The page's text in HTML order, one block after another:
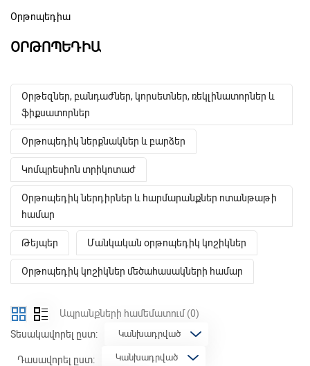
Օրթոպեդիա
ՕՐԹՈՊԵԴԻԱ
Օրթեզներ, բանդաժներ, կորսետներ, ռեկլինատորներ և
ֆիքսատորներ
Օրթոպեդիկ ներքնակներ և բարձեր
Կոմպրեսիոն տրիկոտաժ
Օրթոպեդիկ ներդիրներ և հարմարանքներ ոտանթաթի
համար
Թեյպեր Մանկական օրթոպեդիկ կոշիկներ
Օրթոպեդիկ կոշիկներ մեծահասակների համար
Ապրանքների համեմատում(0)
Տեսակավորել ըստ:
Դասավորել ըստ: